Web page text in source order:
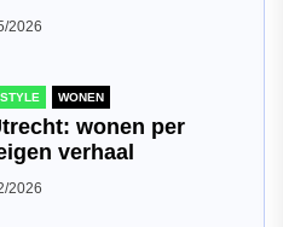
2026
WONEN
wonen per
verhaal
2026